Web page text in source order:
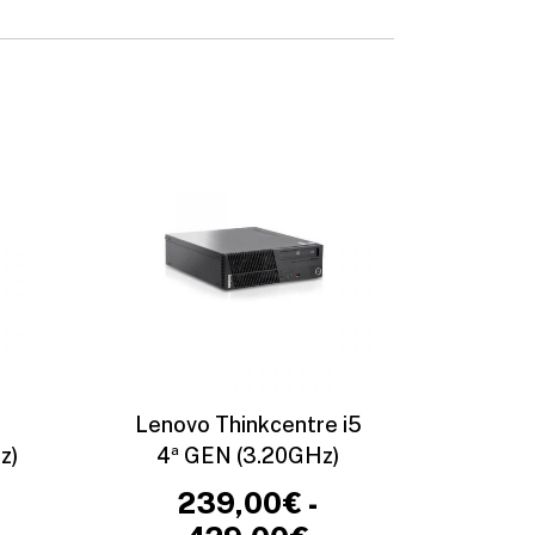
Lenovo Thinkcentre i5
4ª GEN (3.20GHz)
239,00€ -